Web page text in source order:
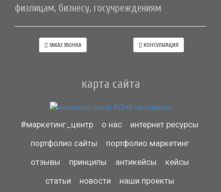
физлицам, бизнесу, госучреждениям
ЗАКАЗ ЗВОНКА КОНСУЛЬТАЦИЯ
карта сайта
#маркетинг_центр о нас
интернет ресурсы
портфолио сайты
портфолио маркетинг
отзывы
принципы антикейсы
кейсы
статьи
новости наши проекты